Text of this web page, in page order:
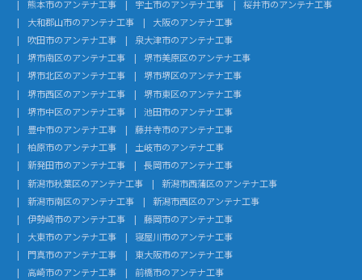
熊本市のアンテナ工事
宇土市のアンテナ工事
桜井市のアンテナ工事
大和郡山市のアンテナ工事
大阪のアンテナ工事
吹田市のアンテナ工事
泉大津市のアンテナ工事
堺市南区のアンテナ工事
堺市美原区のアンテナ工事
堺市北区のアンテナ工事
堺市堺区のアンテナ工事
堺市西区のアンテナ工事
堺市東区のアンテナ工事
堺市中区のアンテナ工事
池田市のアンテナ工事
豊中市のアンテナ工事
藤井寺市のアンテナ工事
柏原市のアンテナ工事
土岐市のアンテナ工事
新発田市のアンテナ工事
長岡市のアンテナ工事
新潟市秋葉区のアンテナ工事
新潟市西蒲区のアンテナ工事
新潟市南区のアンテナ工事
新潟市西区のアンテナ工事
伊勢崎市のアンテナ工事
藤岡市のアンテナ工事
大東市のアンテナ工事
寝屋川市のアンテナ工事
門真市のアンテナ工事
東大阪市のアンテナ工事
高崎市のアンテナ工事
前橋市のアンテナ工事